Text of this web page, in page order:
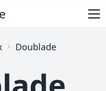
Doublade